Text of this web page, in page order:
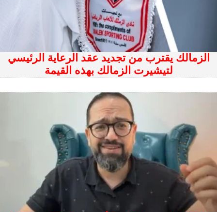
الزمالك يقترب من تجديد عقد الرعاية الرئيسي
لتيشيرت الزمالك بهذه القيمة